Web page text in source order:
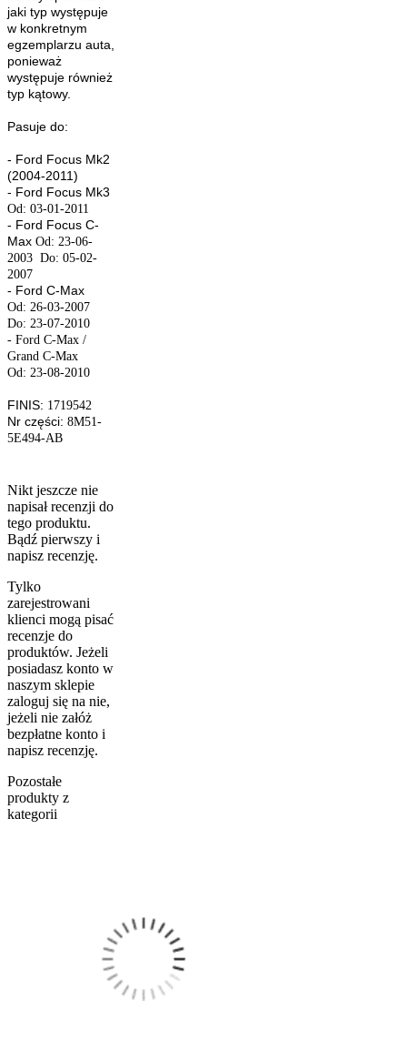
jaki typ występuje
w konkretnym
egzemplarzu auta,
ponieważ
występuje również
typ kątowy.
Pasuje do:
- Ford Focus Mk2
(2004-2011)
- Ford Focus Mk3
Od: 03-01-2011
- Ford Focus C-
Max Od: 23-06-
2003 Do: 05-02-
2007
- Ford C-Max
Od: 26-03-2007
Do: 23-07-2010
- Ford C-Max /
Grand C-Max
Od: 23-08-2010
FINIS: 1719542
Nr części: 8M51-
5E494-AB
Nikt jeszcze nie
napisał recenzji do
tego produktu.
Bądź pierwszy i
napisz recenzję.
Tylko
zarejestrowani
klienci mogą pisać
recenzje do
produktów. Jeżeli
posiadasz konto w
naszym sklepie
zaloguj się na nie,
jeżeli nie załóż
bezpłatne konto i
napisz recenzję.
Pozostałe
produkty z
kategorii